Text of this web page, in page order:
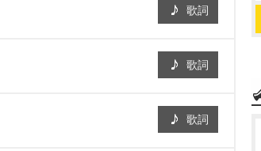
歌詞
歌詞
歌詞